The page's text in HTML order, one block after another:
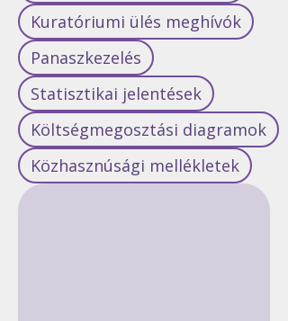
Kuratóriumi ülés meghívók
Panaszkezelés
Statisztikai jelentések
Költségmegosztási diagramok
Közhasznúsági mellékletek